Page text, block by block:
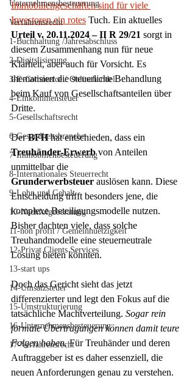
Unternehmensbesteuerung
Verfahrensrecht
1-Buchhaltung /Jahresabschluss
2-Digitslisierung
3-E-Commerce / Onlinehandel
4-Einkommensteuer
5-Gesellschaftsrecht
6-Gesundheitsbranche
7-Immobilienbesteuerung
8-Internationales Steuerrecht
9-Lohn und Gehalt
10-Nachfolgeberatung
11-non profit / Gemeinnuetzigkeit
12-Privat Clients Services
13-start ups
14-Umsatzsteuer
15-Umstrukturierung
16-Unternehmensbesteuerung
17-Verfahrensrecht
Immobiliengeschäften sind für viele
Investoren ein rotes Tuch. Ein aktuelles
Urteil v. 20.11.2024 – II R 29/21 sorgt in
diesem Zusammenhang nun für neue
Klarheit, aber auch für Vorsicht. Es
thematisiert die steuerliche Behandlung
beim Kauf von Gesellschaftsanteilen über
Dritte.
Der BFH hat entschieden, dass ein
Treuhänder-Erwerb von Anteilen
unmittelbar die
Grunderwerbsteuer auslösen kann. Diese
Entscheidung trifft besonders jene, die
komplexe Beteiligungsmodelle nutzen.
Bisher dachten viele, dass solche
Treuhandmodelle eine steuerneutrale
Lösung bieten könnten.
Doch das Gericht sieht das jetzt
differenzierter und legt den Fokus auf die
tatsächliche Machtverteilung. Sogar rein
formale Übertragungen können damit teure
Folgen haben. Für Treuhänder und deren
Auftraggeber ist es daher essenziell, die
neuen Anforderungen genau zu verstehen.